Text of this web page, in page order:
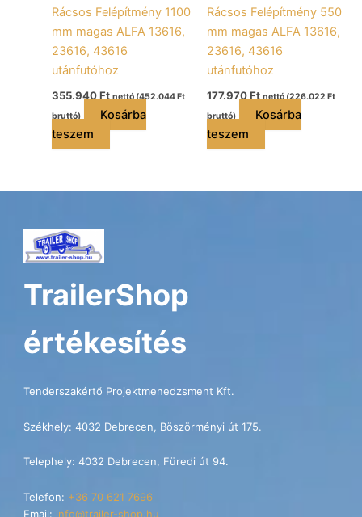
Rácsos Felépítmény 1100
mm magas ALFA 13616,
23616, 43616
utánfutóhoz
355.940Ft nettó (452.044Ft
bruttó)
Kosárba
teszem
Rácsos Felépítmény 550
mm magas ALFA 13616,
23616, 43616
utánfutóhoz
177.970Ft nettó (226.022 Ft
bruttó)
Kosárba
teszem
TrailerShop
értékesítés
Tenderszakértő Projektmenedzsment Kft.
Székhely: 4032 Debrecen, Böszörményi út 175.
Telephely: 4032 Debrecen, Füredi út 94.
Telefon: +36 70 621 7696
Email: info@trailer-shop.hu